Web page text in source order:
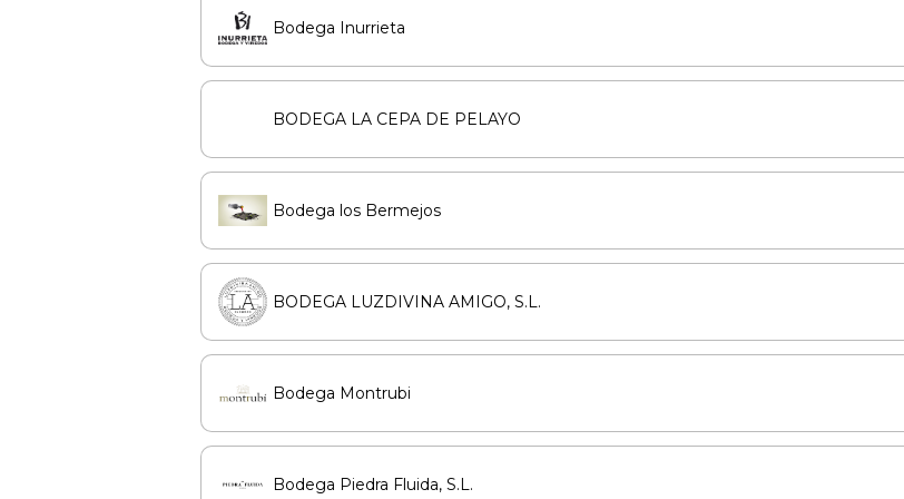
Bodega Inurrieta
BODEGA LA CEPA DE PELAYO
Bodega los Bermejos
BODEGA LUZDIVINA AMIGO, S.L.
Bodega Montrubi
Bodega Piedra Fluida, S.L.